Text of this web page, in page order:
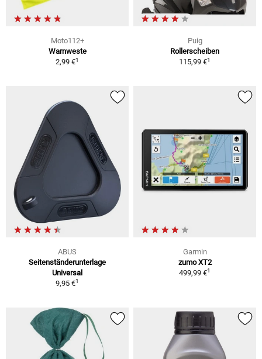
Moto112+
Warnweste
2,99 €1
Puig
Rollerscheiben
115,99 €1
ABUS
Seitenständerunterlage
Universal
9,95 €1
Garmin
zumo XT2
499,99 €1